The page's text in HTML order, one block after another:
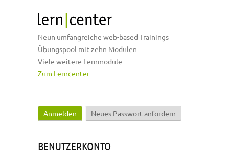
Neun umfangreiche web-based Trainings
Übungspool mit zehn Modulen
Viele weitere Lernmodule
Zum Lerncenter
Haupt-Reiter
Anmelden (aktiver Reiter)
Neues Passwort anfordern
BENUTZERKONTO